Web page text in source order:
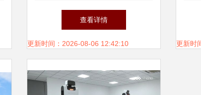
西软件开发项目的土地整理权
参与与激励详解
查看详情
更新时间：2026-08-06 12:42:10 更新时